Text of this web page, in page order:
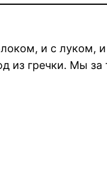
и с луком,
из гречки. Мы за